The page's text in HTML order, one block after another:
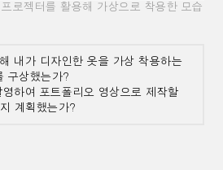
로젝터를 활용해 가상으로 착용한 모습
내가 디자인한 옷을 가상 착용하는
구상했는가?
하여 포트폴리오 영상으로 제작할
계획했는가?